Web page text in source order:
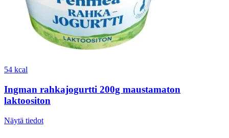
54 kcal
Ingman rahkajogurtti 200g maustamaton
laktoositon
Näytä tiedot